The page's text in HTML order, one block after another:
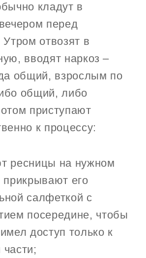
кладут в
перед
отвозят в
вводят наркоз –
общий, взрослым по
общий, либо
приступают
к процессу:
ресницы на нужном
прикрывают его
салфеткой с
посередине, чтобы
доступ только к